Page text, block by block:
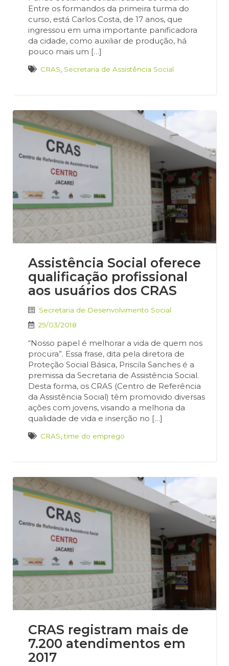
Entre os formandos da primeira turma do
curso, está Carlos Costa, de 17 anos, que
ingressou em uma importante panificadora
da cidade, como auxiliar de produção, há
pouco mais um […]
CRAS Secretaria de Assistência Social
Assistência Social oferece
qualificação profissional
aos usuários dos CRAS
Secretaria de Desenvolvimento Social
29/03/2018
“Nosso papel é melhorar a vida de quem nos
procura”. Essa frase, dita pela diretora de
Proteção Social Básica, Priscila Sanches é a
premissa da Secretaria de Assistência Social.
Desta forma, os CRAS (Centro de Referência
da Assistência Social) têm promovido diversas
ações com jovens, visando a melhoria da
qualidade de vida e inserção no […]
CRAS ,time do emprego
CRAS registram mais de
7.200 atendimentos em
2017